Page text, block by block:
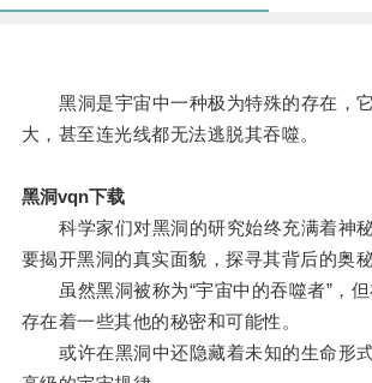
黑洞是宇宙中一种极为特殊的存在，
大，甚至连光线都无法逃脱其吞噬。
黑洞vqn下载
科学家们对黑洞的研究始终充满着神
要揭开黑洞的真实面貌，探寻其背后的奥秘
虽然黑洞被称为“宇宙中的吞噬者”，但
存在着一些其他的秘密和可能性。
或许在黑洞中还隐藏着未知的生命形